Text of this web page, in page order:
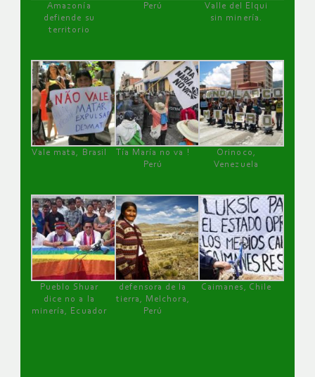
Amazonía
defiende su
territorio
Perú
Valle del Elqui
sin minería.
Vale mata, Brasil
Tía María no va !
Perú
Orinoco,
Venezuela
Pueblo Shuar
dice no a la
minería, Ecuador
defensora de la
tierra, Melchora,
Perú
Caimanes, Chile